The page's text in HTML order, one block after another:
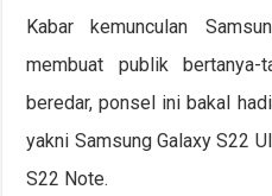
Kabar kemunculan
membuat publik bertanya-
beredar, ponsel ini bakal
yakni Samsung Galaxy S22
S22 Note.